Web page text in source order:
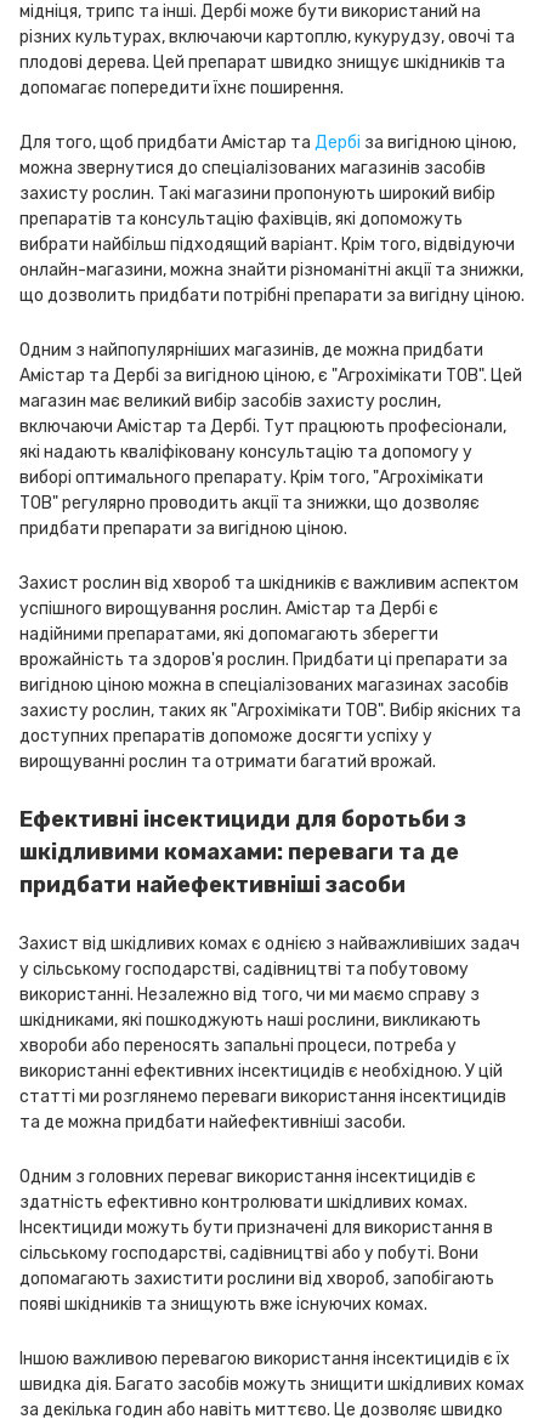
мідніця, трипс та інші. Дербі може бути використаний на
різних культурах, включаючи картоплю, кукурудзу, овочі та
плодові дерева. Цей препарат швидко знищує шкідників та
допомагає попередити їхнє поширення.
Для того, щоб придбати Амістар та Дербі за вигідною ціною,
можна звернутися до спеціалізованих магазинів засобів
захисту рослин. Такі магазини пропонують широкий вибір
препаратів та консультацію фахівців, які допоможуть
вибрати найбільш підходящий варіант. Крім того, відвідуючи
онлайн-магазини, можна знайти різноманітні акції та знижки,
що дозволить придбати потрібні препарати за вигідну ціною.
Одним з найпопулярніших магазинів, де можна придбати
Амістар та Дербі за вигідною ціною, є "Агрохімікати ТОВ". Цей
магазин має великий вибір засобів захисту рослин,
включаючи Амістар та Дербі. Тут працюють професіонали,
які надають кваліфіковану консультацію та допомогу у
виборі оптимального препарату. Крім того, "Агрохімікати
ТОВ" регулярно проводить акції та знижки, що дозволяє
придбати препарати за вигідною ціною.
Захист рослин від хвороб та шкідників є важливим аспектом
успішного вирощування рослин. Амістар та Дербі є
надійними препаратами, які допомагають зберегти
врожайність та здоров'я рослин. Придбати ці препарати за
вигідною ціною можна в спеціалізованих магазинах засобів
захисту рослин, таких як "Агрохімікати ТОВ". Вибір якісних та
доступних препаратів допоможе досягти успіху у
вирощуванні рослин та отримати багатий врожай.
Ефективні інсектициди для боротьби з
шкідливими комахами: переваги та де
придбати найефективніші засоби
Захист від шкідливих комах є однією з найважливіших задач
у сільському господарстві, садівництві та побутовому
використанні. Незалежно від того, чи ми маємо справу з
шкідниками, які пошкоджують наші рослини, викликають
хвороби або переносять запальні процеси, потреба у
використанні ефективних інсектицидів є необхідною. У цій
статті ми розглянемо переваги використання інсектицидів
та де можна придбати найефективніші засоби.
Одним з головних переваг використання інсектицидів є
здатність ефективно контролювати шкідливих комах.
Інсектициди можуть бути призначені для використання в
сільському господарстві, садівництві або у побуті. Вони
допомагають захистити рослини від хвороб, запобігають
появі шкідників та знищують вже існуючих комах.
Іншою важливою перевагою використання інсектицидів є їх
швидка дія. Багато засобів можуть знищити шкідливих комах
за декілька годин або навіть миттєво. Це дозволяє швидко